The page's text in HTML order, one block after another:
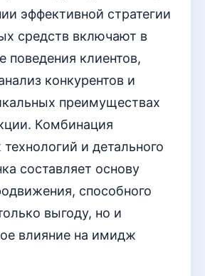
эффективной стратегии
средств включают в
поведения клиентов,
конкурентов и
преимуществах
Комбинация
и детального
составляет основу
способного
выгоду, но и
влияние на имидж